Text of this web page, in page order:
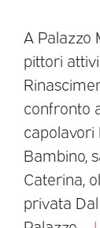
A Palazzo
pittori
confronto
capolavori
Bambino,
Caterina,
privata Dal